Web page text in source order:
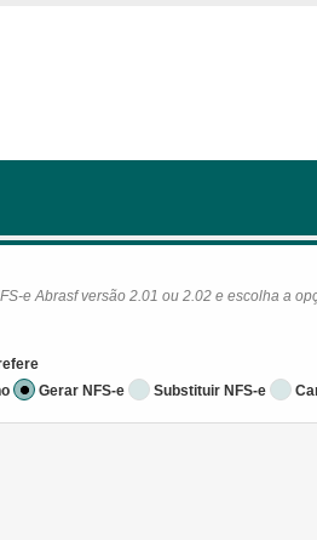
e Abrasf versão 2.01 ou 2.02 e escolha a
Gerar NFS-e Substituir NFS-e